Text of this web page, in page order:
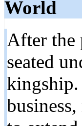
World
After the
seated
kingship.